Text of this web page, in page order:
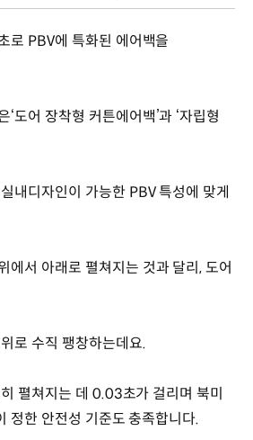
로 PBV에 특화된 에어백을
도어 장착형 커튼에어백’과 ‘자립형
내디자인이 가능한 PBV 특성에 맞게
에서 아래로 펼쳐지는 것과 달리, 도어
로 수직 팽창하는데요.
펼쳐지는 데 0.03초가 걸리며 북미
정한 안전성 기준도 충족합니다.